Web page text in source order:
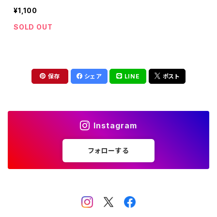
¥1,100
SOLD OUT
保存 シェア LINE ポスト
Instagram
フォローする